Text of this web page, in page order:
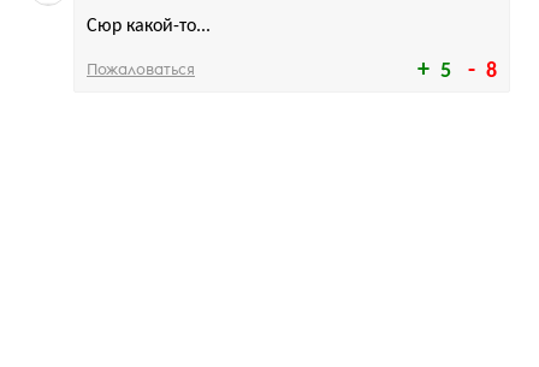
5 8
Сюр какой-то...
Пожаловаться